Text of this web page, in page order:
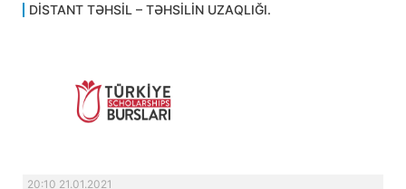
DİSTANT TƏHSİL – TƏHSİLİN UZAQLIĞI.
20:10 21.01.2021